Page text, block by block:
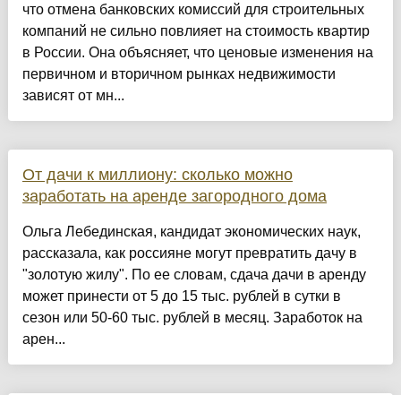
что отмена банковских комиссий для строительных
компаний не сильно повлияет на стоимость квартир
в России. Она объясняет, что ценовые изменения на
первичном и вторичном рынках недвижимости
зависят от мн...
От дачи к миллиону: сколько можно
заработать на аренде загородного дома
Ольга Лебединская, кандидат экономических наук,
рассказала, как россияне могут превратить дачу в
"золотую жилу". По ее словам, сдача дачи в аренду
может принести от 5 до 15 тыс. рублей в сутки в
сезон или 50-60 тыс. рублей в месяц. Заработок на
арен...